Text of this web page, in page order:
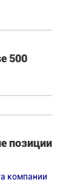
500
позиции
компании